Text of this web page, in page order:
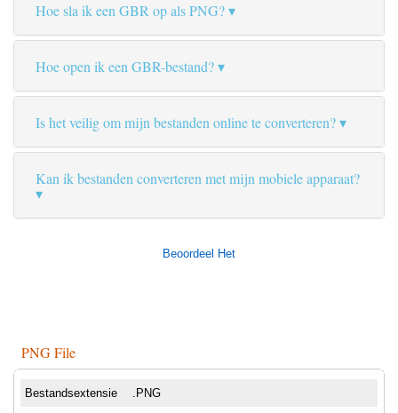
Hoe sla ik een GBR op als PNG?
Hoe open ik een GBR-bestand?
Is het veilig om mijn bestanden online te converteren?
Kan ik bestanden converteren met mijn mobiele apparaat?
Beoordeel Het
PNG File
Bestandsextensie .PNG